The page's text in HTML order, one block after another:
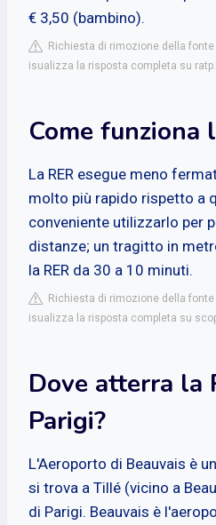
€ 3,50 (bambino).
Richiesta di rimozione della fonte
isualizza la risposta completa su
Come funziona
La RER esegue meno
molto più rapido rispetto a
conveniente utilizzarlo per
distanze; un tragitto in
la RER da 30 a 10 minuti.
Richiesta di rimozione della fonte
isualizza la risposta completa su
Dove atterra la
Parigi?
L'Aeroporto di Beauvais è
si trova a Tillé (vicino a
di Parigi. Beauvais è